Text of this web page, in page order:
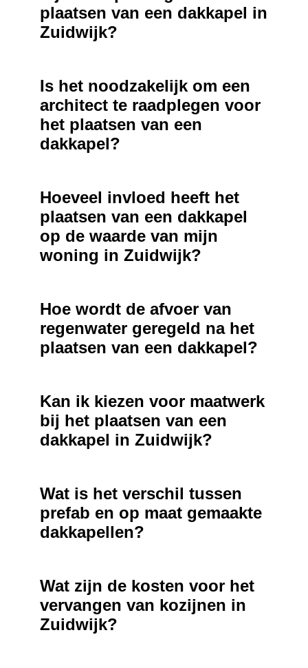
plaatsen van een dakkapel in
Zuidwijk?
Is het noodzakelijk om een
architect te raadplegen voor
het plaatsen van een
dakkapel?
Hoeveel invloed heeft het
plaatsen van een dakkapel
op de waarde van mijn
woning in Zuidwijk?
Hoe wordt de afvoer van
regenwater geregeld na het
plaatsen van een dakkapel?
Kan ik kiezen voor maatwerk
bij het plaatsen van een
dakkapel in Zuidwijk?
Wat is het verschil tussen
prefab en op maat gemaakte
dakkapellen?
Wat zijn de kosten voor het
vervangen van kozijnen in
Zuidwijk?